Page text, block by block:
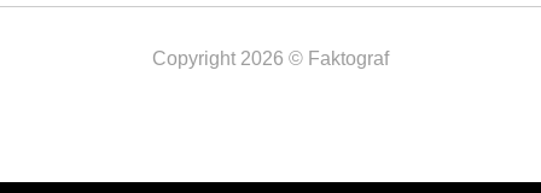
Copyright 2026 © Faktograf